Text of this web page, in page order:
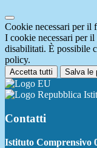
Cookie necessari per il
I cookie necessari per
disabilitati. È possibile
policy.
Accetta tutti Salva le
Contatti
Istituto Comprensivo